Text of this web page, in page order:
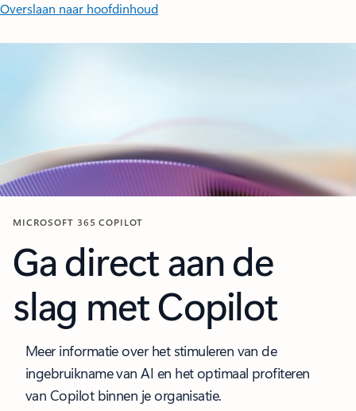
Overslaan naar hoofdinhoud
MICROSOFT 365 COPILOT
Ga direct aan de
slag met Copilot
Meer informatie over het stimuleren van de
ingebruikname van AI en het optimaal profiteren
van Copilot binnen je organisatie.